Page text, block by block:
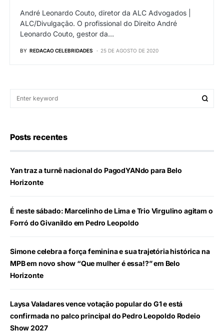
André Leonardo Couto, diretor da ALC Advogados |
ALC/Divulgação. O profissional do Direito André
Leonardo Couto, gestor da…
BY REDACAO CELEBRIDADES 25 DE AGOSTO DE 2020
Posts recentes
Yan traz a turnê nacional do PagodYANdo para Belo
Horizonte
É neste sábado: Marcelinho de Lima e Trio Virgulino agitam o
Forró do Givanildo em Pedro Leopoldo
Simone celebra a força feminina e sua trajetória histórica na
MPB em novo show “Que mulher é essa!?” em Belo
Horizonte
Laysa Valadares vence votação popular do G1 e está
confirmada no palco principal do Pedro Leopoldo Rodeio
Show 2027